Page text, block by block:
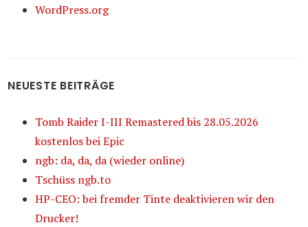
WordPress.org
NEUESTE BEITRÄGE
Tomb Raider I-III Remastered bis 28.05.2026
kostenlos bei Epic
ngb: da, da, da (wieder online)
Tschüss ngb.to
HP-CEO: bei fremder Tinte deaktivieren wir den
Drucker!